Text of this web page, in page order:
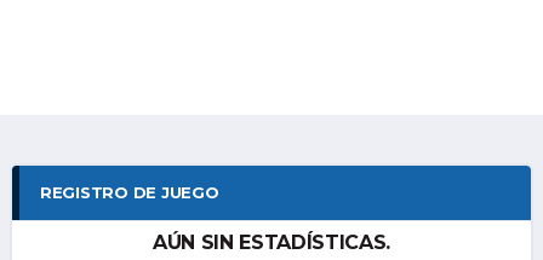
REGISTRO DE JUEGO
AÚN SIN ESTADÍSTICAS.